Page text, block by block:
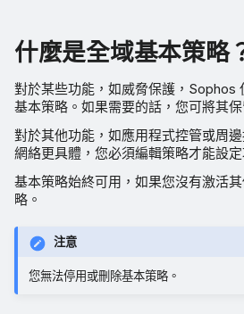
什麼是全域基本策略
對於某些功能，如威脅保護，Sophos
基本策略。如果需要的話，您可將其保
對於其他功能，如應用程式控管或周
網絡更具體，您必須編輯策略才能設定
基本策略始終可用，如果您沒有激活
略。
注意
您無法停用或刪除基本策略。